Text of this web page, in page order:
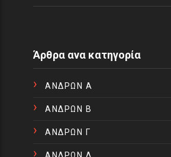
Άρθρα ανα κατηγορία
ΑΝΔΡΩΝ Α
ΑΝΔΡΩΝ Β
ΑΝΔΡΩΝ Γ